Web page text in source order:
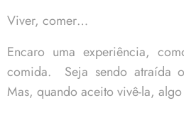
Viver, comer…
Encaro uma experiência,
comida. Seja sendo atraída
Mas, quando aceito vivê-la,